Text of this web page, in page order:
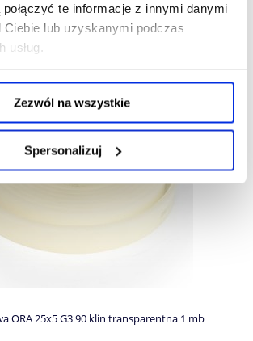
te informacje z innymi danymi
lub uzyskanymi podczas
Zezwól na wszystkie
Spersonalizuj
ORA 25x5 G3 90 klin transparentna 1 mb